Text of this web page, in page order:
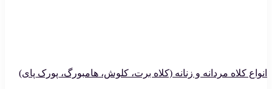
انواع کلاه مردانه و زنانه (کلاه برت، کلوش، هامبورگ، پورک پای)